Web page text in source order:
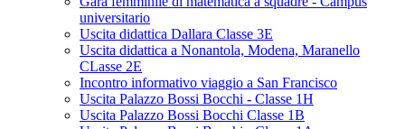
universitario
Uscita didattica Dallara Classe 3E
Uscita didattica a Nonantola, Modena, Maranello
CLasse 2E
Incontro informativo viaggio a San Francisco
Uscita Palazzo Bossi Bocchi - Classe 1H
Uscita Palazzo Bossi Bocchi Classe 1B